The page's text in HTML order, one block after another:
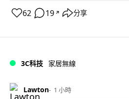
62 19 ↗ 分享
3C科技 家居無線
Lawton 1 小時